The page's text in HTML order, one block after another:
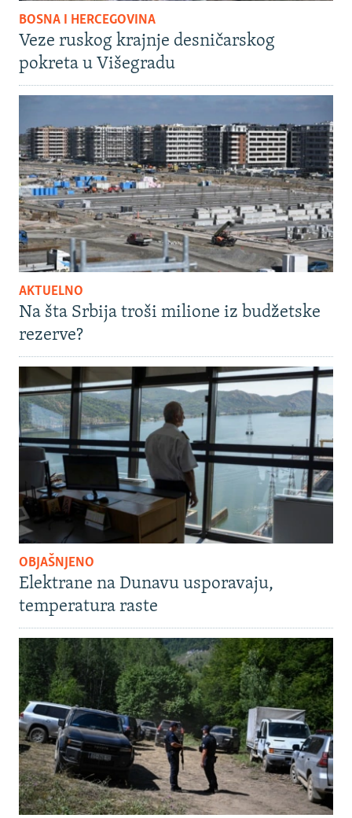
BOSNA I HERCEGOVINA
Veze ruskog krajnje desničarskog
pokreta u Višegradu
AKTUELNO
Na šta Srbija troši milione iz budžetske
rezerve?
OBJAŠNJENO
Elektrane na Dunavu usporavaju,
temperatura raste